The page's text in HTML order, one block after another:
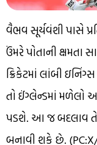
વૈભવ સૂર્યવંશી પાસે
ઉંમરે પોતાની ક્ષમતા
ક્રિકેટમાં લાંબી
તો ઈંગ્લેન્ડમાં મળેલો
પડશે. આ જ બદલાવ
બનાવી શકે છે.